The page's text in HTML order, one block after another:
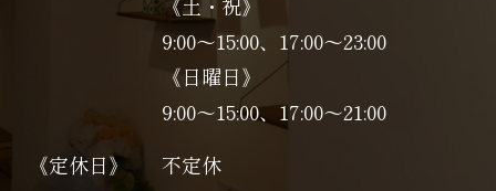
9:00～15:00、17:00〜23:00
《日曜日》
9:00～15:00、17:00〜21:00
《定休日》
不定休